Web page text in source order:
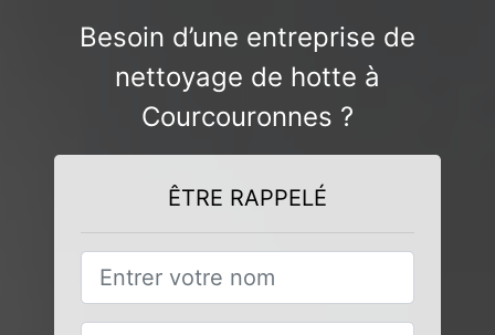
Besoin d’une entreprise de
nettoyage de hotte à
Courcouronnes ?
ÊTRE RAPPELÉ